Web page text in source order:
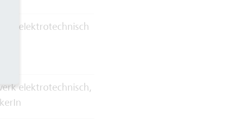
elektrotechnisch
elektrotechnisch,